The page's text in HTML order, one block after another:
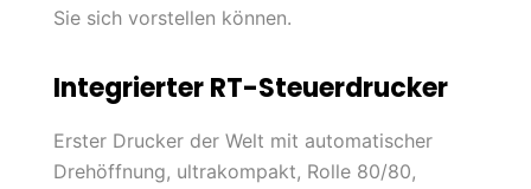
Sie sich vorstellen können.
Integrierter RT-Steuerdrucker
Erster Drucker der Welt mit automatischer
Drehöffnung, ultrakompakt, Rolle 80/80,